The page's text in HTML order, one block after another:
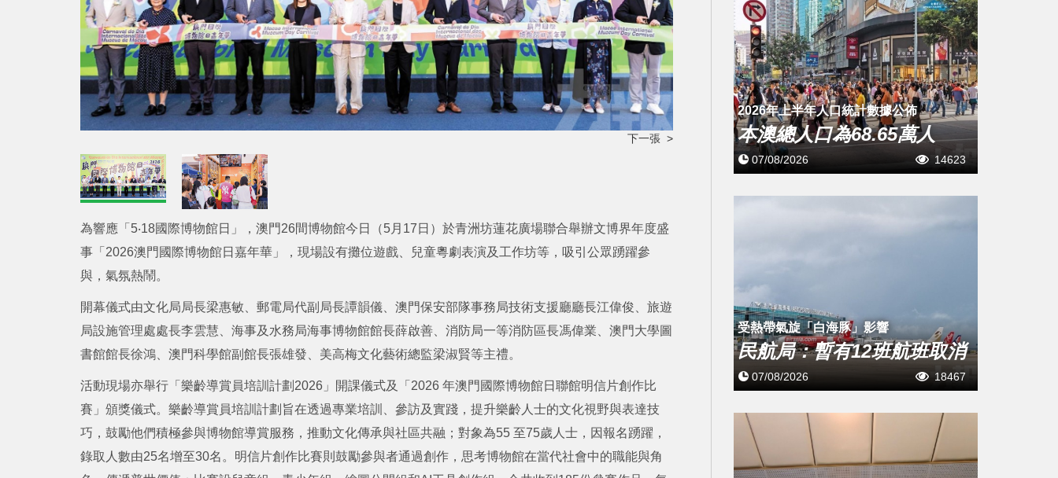
下一張 >
為響應「5‧18國際博物館日」，澳門26間博物館今日（5月17日）於青洲坊蓮花廣場聯合舉辦文博界年度盛
事「2026澳門國際博物館日嘉年華」，現場設有攤位遊戲、兒童粵劇表演及工作坊等，吸引公眾踴躍參
與，氣氛熱鬧。
開幕儀式由文化局局長梁惠敏、郵電局代副局長譚韻儀、澳門保安部隊事務局技術支援廳廳長江偉俊、旅遊
局設施管理處處長李雲慧、海事及水務局海事博物館館長薛啟善、消防局一等消防區長馮偉業、澳門大學圖
書館館長徐鴻、澳門科學館副館長張雄發、美高梅文化藝術總監梁淑賢等主禮。
活動現場亦舉行「樂齡導賞員培訓計劃2026」開課儀式及「2026 年澳門國際博物館日聯館明信片創作比
賽」頒獎儀式。樂齡導賞員培訓計劃旨在透過專業培訓、參訪及實踐，提升樂齡人士的文化視野與表達技
巧，鼓勵他們積極參與博物館導賞服務，推動文化傳承與社區共融；對象為55 至75歲人士，因報名踴躍，
錄取人數由25名增至30名。明信片創作比賽則鼓勵參與者通過創作，思考博物館在當代社會中的職能與角
2026年上半年人口統計數據公佈
本澳總人口為68.65萬人
07/08/2026 14623
受熱帶氣旋「白海豚」影響
民航局：暫有12班航班取消
07/08/2026 18467